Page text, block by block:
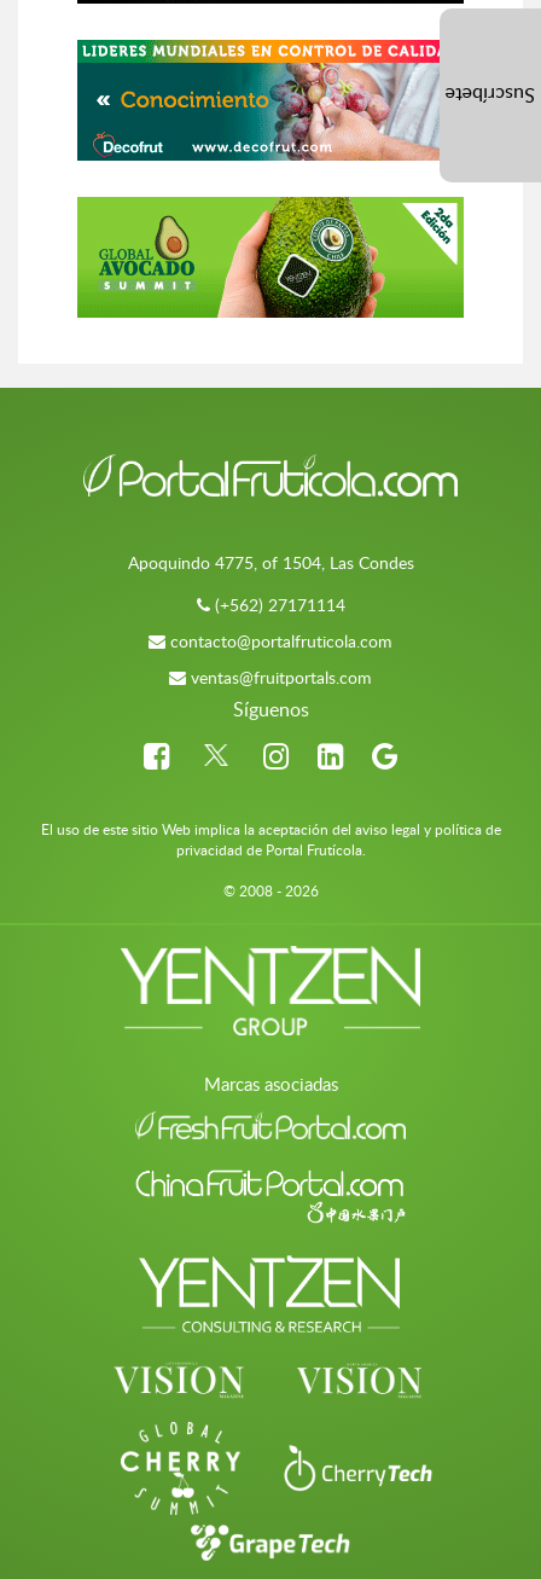
Apoquindo 4775, of 1504, Las Condes
(+562) 27171114
contacto@portalfruticola.com
ventas@fruitportals.com
Síguenos
El uso de este sitio Web implica la aceptación del aviso legal y política de
privacidad de Portal Frutícola.
© 2008 - 2026
Marcas asociadas
Suscríbete